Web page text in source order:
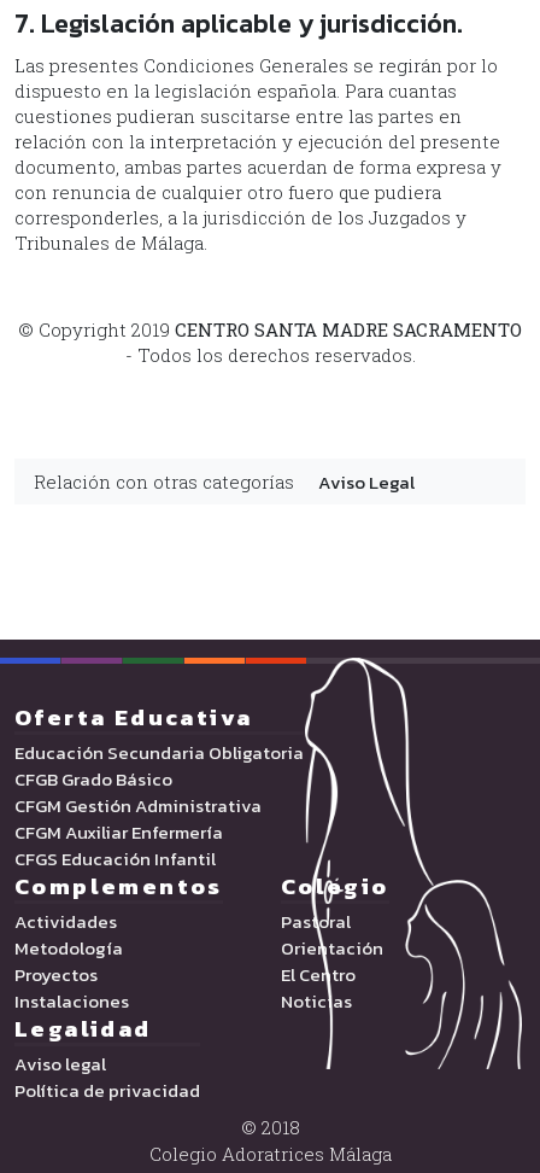
7. Legislación aplicable y jurisdicción.
Las presentes Condiciones Generales se regirán por lo
dispuesto en la legislación española. Para cuantas
cuestiones pudieran suscitarse entre las partes en
relación con la interpretación y ejecución del presente
documento, ambas partes acuerdan de forma expresa y
con renuncia de cualquier otro fuero que pudiera
corresponderles, a la jurisdicción de los Juzgados y
Tribunales de Málaga.
© Copyright 2019 CENTRO SANTA MADRE SACRAMENTO
- Todos los derechos reservados.
Relación con otras categorías Aviso Legal
Oferta Educativa
Educación Secundaria Obligatoria
CFGB Grado Básico
CFGM Gestión Administrativa
CFGM Auxiliar Enfermería
CFGS Educación Infantil
Complementos
Actividades
Metodología
Proyectos
Instalaciones
Colegio
Pastoral
Orientación
El Centro
Noticias
Legalidad
Aviso legal
Política de privacidad
© 2018
Colegio Adoratrices Málaga